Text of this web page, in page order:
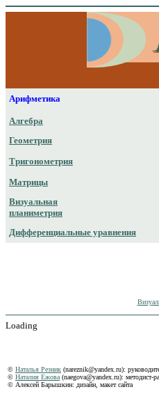
Арифметика
Алгебра
Геометрия
Тригонометрия
Матрицы
Визуальная
планиметрия
Дифференциальные уравнения
Loading
© Наталья Резник (nareznik@yandex.ru):
© Наталия Ежова (naegova@yandex.ru): методист-
© Алексей Барышкин: дизайн, макет сайта